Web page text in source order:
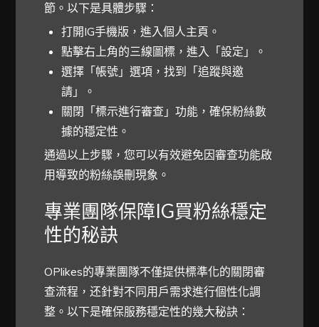
節。以下是具體步驟：
打開IG手機版，進入個人主頁。
點擊右上角的三線圖標，進入「設定」。
選擇「帳號」選項，找到「追蹤與邀
請」。
關閉「標示進行審查」功能，確保粉絲數
據的穩定性。
通過以上步驟，您可以有效避免因審查功能啟
用導致的粉絲誤刪現象。
專業團隊保障IG買粉絲穩定
性的秘訣
OPlikes的專業團隊不僅提供標準化的關閉審
查流程，还針對不同用戶需求進行個性化調
整。以下是確保服務穩定性的幾大秘訣：